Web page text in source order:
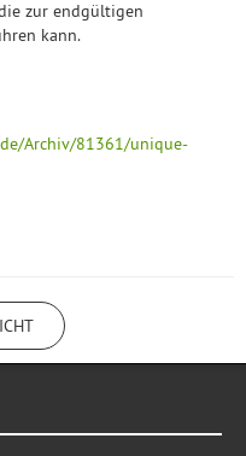
zur endgültigen
kann.
Archiv/81361/unique-